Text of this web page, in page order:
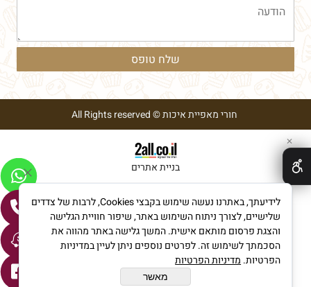
חורי מאפיית איכות © All Rights reserved
בניית אתרים
✕
לידיעתך, באתרנו נעשה שימוש בקבצי Cookies, לרבות של צדדים
שלישיים, לצורך ניתוח השימוש באתר, שיפור חוויית הגלישה
והצגת פרסום מותאם אישית. המשך גלישה באתר מהווה את
הסכמתך לשימוש זה. לפרטים נוספים ניתן לעיין במדיניות
הפרטיות. מדיניות הפרטיות
מאשר